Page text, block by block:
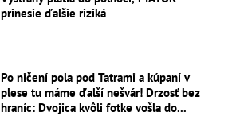
prinesie ďalšie riziká
Po ničení pola pod Tatrami a kúpaní v
plese tu máme ďalší nešvár! Drzosť bez
hraníc: Dvojica kvôli fotke vošla do...